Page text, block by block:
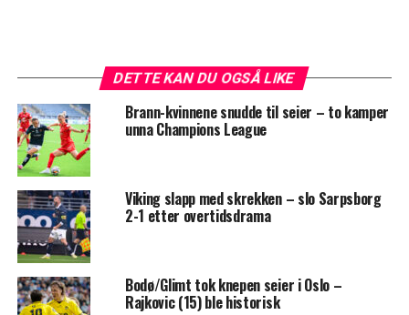
DETTE KAN DU OGSÅ LIKE
Brann-kvinnene snudde til seier – to kamper
unna Champions League
Viking slapp med skrekken – slo Sarpsborg
2-1 etter overtidsdrama
Bodø/Glimt tok knepen seier i Oslo –
Rajkovic (15) ble historisk